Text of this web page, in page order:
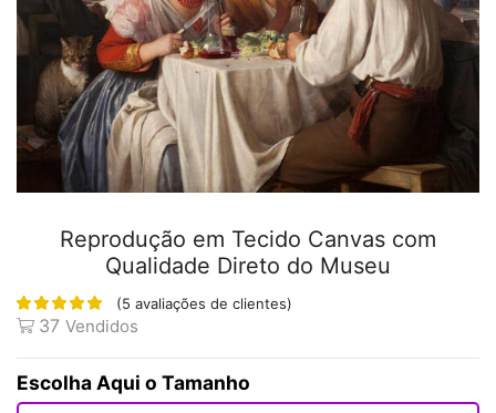
Reprodução em Tecido Canvas com
Qualidade Direto do Museu
(5 avaliações de clientes)
37 Vendidos
Tamanho